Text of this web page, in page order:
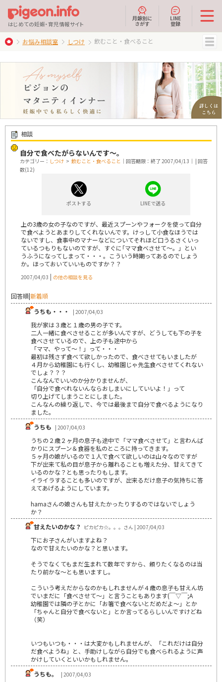
はじめての妊娠・育児情報サイト
月齢別に
さがす
LINE
登録
お悩み相談室 しつけ 飲むこと・食べること
相談
自分で食べたがらないんです～。
カテゴリー： しつけ > 飲むこと・食べること ｜回答期限：終了 2007/04/13｜ | 回答
数(12)
ポストする LINEで送る
上の3歳の女の子なのですが、最近スプーンやフォークを使って自分
で食べようとあまりしてくれないんです。けっして小食なほうでは
ないですし、食事中のマナーなどについてそれほど口うるさくいっ
ているつもりもないのですが、すぐに｢ママ食べさせて～。」とい
うふうになってしまって・・・。こういう時期ってあるのでしょう
か。ほっておいていいものですか？？
2007/04/03 | の他の相談を見る
回答順|新着順
うちも・・・
| 2007/04/03
我が家は３歳と１歳の男の子です。
二人一緒に食べさせることが多いんですが、どうしても下の子を
食べさせているので、上の子も途中から
「ママ、やって～！」って・・・
最初は残さず食べて欲しかったので、食べさせてもいましたが
４月から幼稚園にも行くし、幼稚園じゃ先生食べさせてくれない
でしょ？？？
こんなんでいいのか分かりませんが、
「自分で食べれないんならおしまいにしていいよ！」って
切り上げてしまうことにしました。
こんなんの繰り返しで、今では最後まで自分で食べるようになり
ました。
うちも | 2007/04/03
うちの２歳２ヶ月の息子も途中で「ママ食べさせて」と言わんば
かりにスプーン＆食器を私のところに持ってきます。
５ヶ月の娘がいるので１人で食べて欲しいのは山々なのですが
下が出来て私の目が息子から離れることも増えた分、甘えてきて
いるのかな？とも思ったりもします。
イライラすることも多いのですが、出来るだけ息子の気持ちに答
えてあげるようにしています。
hamaさんの娘さんも甘えたかったりするのではないでしょう
か？
甘えたいのかな？ ピカピカ☆。。。さん | 2007/04/03
下にお子さんがいますよね？
なので甘えたいのかな？と思います。
そうでなくてもまだ生まれて数年ですから、頼りたくなるのは当
たり前かな～とも思いますし。
こういう考えだからなのかもしれませんが４歳の息子も甘えん坊
でいまだに「食べさせて～」と言うこともあります(￣▽￣;A
幼稚園では隣の子とかに「お箸で食べないとだめだよ～」とか
「ちゃんと自分で食べないと」とか言ってるらしいんですけどね
（笑）
いつもいつも・・・は大変かもしれませんが、「これだけは自分
だ食べようね」と、手助けしながら自分でも食べられるように声
かけしていくといいかもしれません。
うちも。
| 2007/04/03